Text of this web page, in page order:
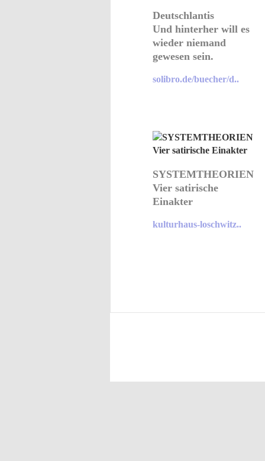
Deutschlantis
Und hinterher will es
wieder niemand
gewesen sein.
solibro.de/buecher/d..
SYSTEMTHEORIEN
Vier satirische
Einakter
kulturhaus-loschwitz..